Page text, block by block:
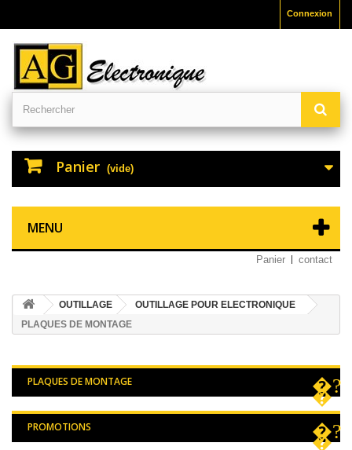
Connexion
Panier (vide)
MENU
Panier contact
OUTILLAGE
OUTILLAGE POUR ELECTRONIQUE
PLAQUES DE MONTAGE
PLAQUES DE MONTAGE
PROMOTIONS